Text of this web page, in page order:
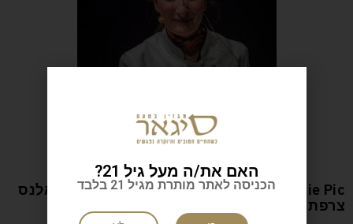
Anne-Sophie Pic המסעדה: Restaurant Pic ואלנס
צרפת
האם את/ה מעל גיל 21?
הכניסה לאתר מותרת מגיל 21 בלבד